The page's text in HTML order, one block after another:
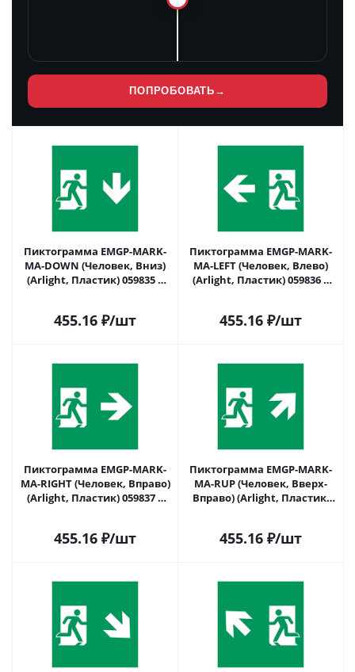
ПОПРОБОВАТЬ →
Пиктограмма EMGP-MARK-
MA-DOWN (Человек, Вниз)
(Arlight, Пластик) 059835 в
455.16 ₽/шт
Пиктограмма EMGP-MARK-
MA-LEFT (Человек, Влево)
(Arlight, Пластик) 059836 в
455.16 ₽/шт
Пиктограмма EMGP-MARK-
MA-RIGHT (Человек, Вправо)
(Arlight, Пластик) 059837 в
455.16 ₽/шт
Пиктограмма EMGP-MARK-
MA-RUP (Человек, Вверх-
Вправо) (Arlight, Пластик)
455.16 ₽/шт